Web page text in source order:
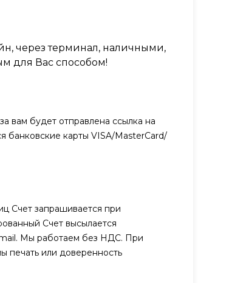
через терминал, наличными,
для Вас способом!
вам будет отправлена ссылка на
банковские карты VISA/MasterCard/
Счет запрашивается при
Счет высылается
Мы работаем без НДС. При
печать или доверенность